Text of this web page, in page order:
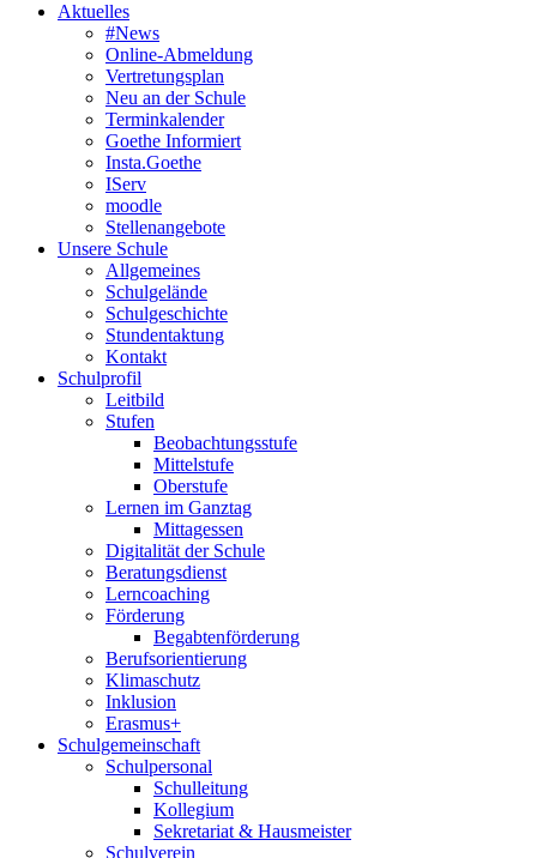
Aktuelles
#News
Online-Abmeldung
Vertretungsplan
Neu an der Schule
Terminkalender
Goethe Informiert
Insta.Goethe
IServ
moodle
Stellenangebote
Unsere Schule
Allgemeines
Schulgelände
Schulgeschichte
Stundentaktung
Kontakt
Schulprofil
Leitbild
Stufen
Beobachtungsstufe
Mittelstufe
Oberstufe
Lernen im Ganztag
Mittagessen
Digitalität der Schule
Beratungsdienst
Lerncoaching
Förderung
Begabtenförderung
Berufsorientierung
Klimaschutz
Inklusion
Erasmus+
Schulgemeinschaft
Schulpersonal
Schulleitung
Kollegium
Sekretariat & Hausmeister
Schulverein